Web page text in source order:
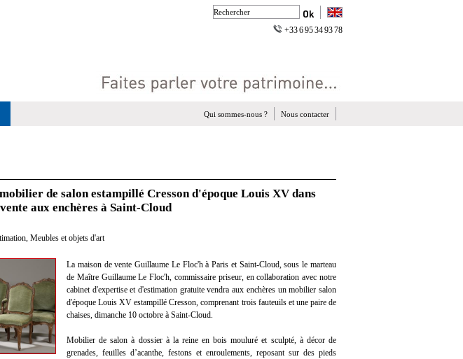
+33 6 95 34 93 78
Nous contacter
Qui sommes-nous ?
de salon estampillé Cresson d'époque Louis XV dans
aux enchères à Saint-Cloud
, Meubles et objets d'art
La maison de vente Guillaume Le Floc'h à Paris et Saint-Cloud, sous le marteau
de Maître Guillaume Le Floc'h, commissaire priseur, en collaboration avec notre
cabinet d'expertise et d'estimation gratuite vendra aux enchères un mobilier salon
d'époque Louis XV estampillé Cresson, comprenant trois fauteuils et une paire de
chaises, dimanche 10 octobre à Saint-Cloud.
Mobilier de salon à dossier à la reine en bois mouluré et sculpté, à décor de
grenades, feuilles d’acanthe, festons et enroulements, reposant sur des pieds